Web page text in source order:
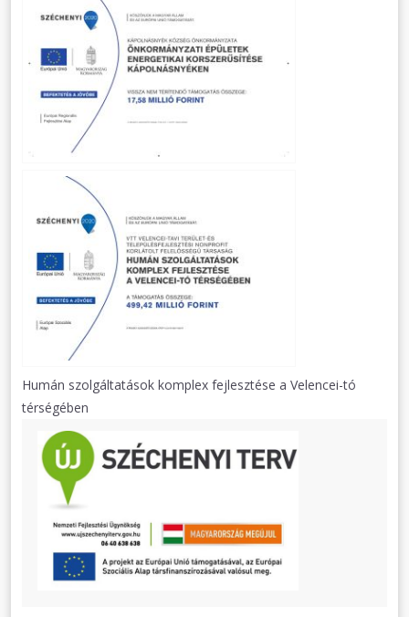
Humán szolgáltatások komplex fejlesztése a Velencei-tó
térségében